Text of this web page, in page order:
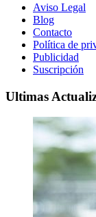
Aviso Legal
Blog
Contacto
Política de
Publicidad
Suscripción
Ultimas